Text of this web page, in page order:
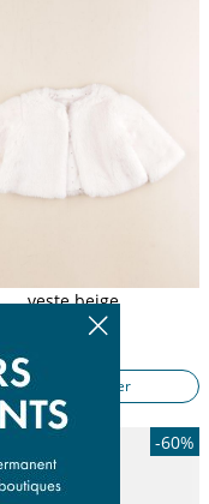
veste beige
6 mois
Ajouter au panier
-60%